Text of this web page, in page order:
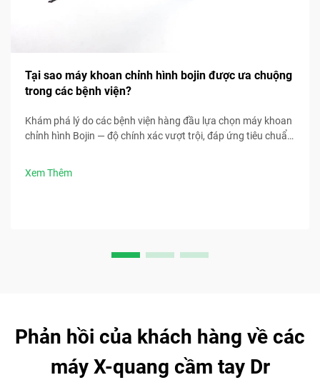
Tại sao máy khoan chỉnh hình bojin được ưa chuộng
trong các bệnh viện?
Khám phá lý do các bệnh viện hàng đầu lựa chọn máy khoan
chỉnh hình Bojin — độ chính xác vượt trội, đáp ứng tiêu chuẩn
Xem Thêm
Phản hồi của khách hàng về các
máy X-quang cầm tay Dr